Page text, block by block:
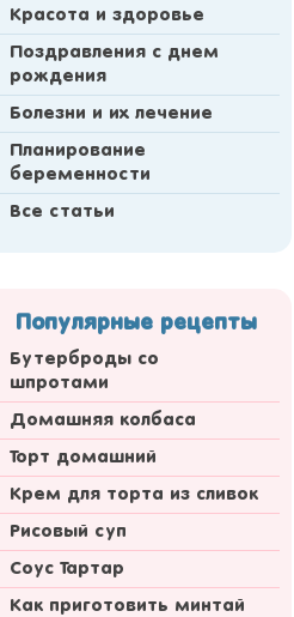
Красота и здоровье
Поздравления с днем
рождения
Болезни и их лечение
Планирование
беременности
Все статьи
Популярные рецепты
Бутерброды со
шпротами
Домашняя колбаса
Торт домашний
Крем для торта из сливок
Рисовый суп
Соус Тартар
Как приготовить минтай